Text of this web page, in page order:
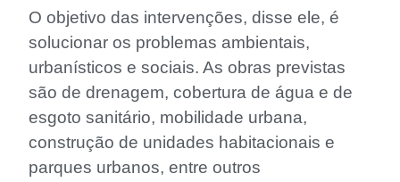
O objetivo das intervenções, disse ele, é
solucionar os problemas ambientais,
urbanísticos e sociais. As obras previstas
são de drenagem, cobertura de água e de
esgoto sanitário, mobilidade urbana,
construção de unidades habitacionais e
parques urbanos, entre outros